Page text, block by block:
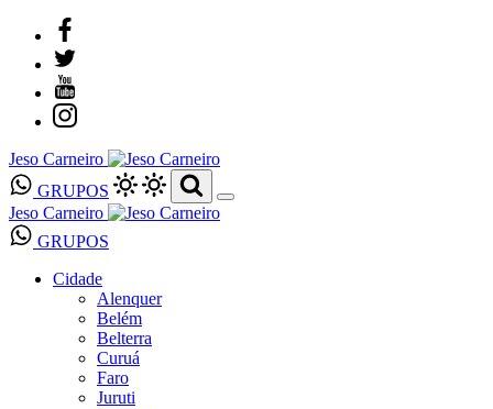
Jeso Carneiro
GRUPOS
Jeso Carneiro
GRUPOS
Cidade
Alenquer
Belém
Belterra
Curuá
Faro
Juruti